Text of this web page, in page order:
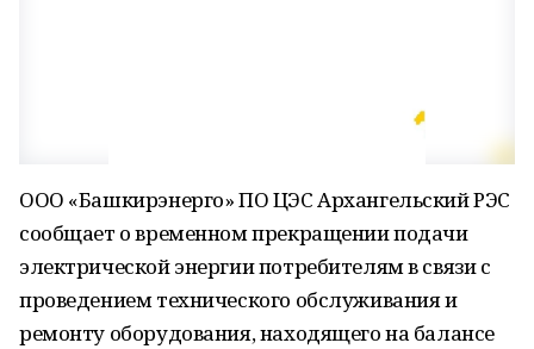
ООО «Башкирэнерго» ПО ЦЭС Архангельский РЭС
сообщает о временном прекращении подачи
электрической энергии потребителям в связи с
проведением технического обслуживания и
ремонту оборудования, находящего на балансе